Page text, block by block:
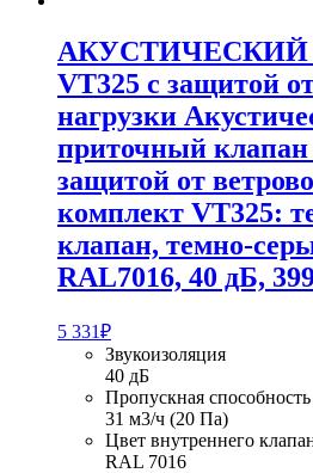
VT325 с защитой
нагрузки
приточный клапан
защитой от
комплект VT325:
клапан, темно-
RAL7016, 40 дБ,
5 331₽
Звукоизоляция
40 дБ
Пропускная способность
31 м3/ч (20 Па)
Цвет внутреннего
RAL 7016